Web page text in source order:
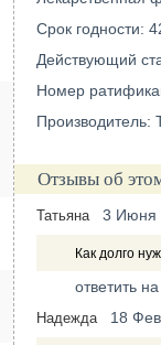
Срок годности:
Действующий
Номер
Производитель:
Отзывы об
Татьяна 3 Июня
Как долго
ответить
Надежда 18